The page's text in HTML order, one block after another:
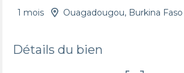
1 mois Ouagadougou, Burkina Faso
Détails du bien